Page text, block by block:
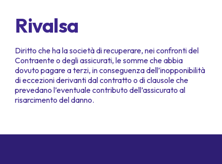
Rivalsa
Diritto che ha la società di recuperare, nei confronti del
Contraente o degli assicurati, le somme che abbia
dovuto pagare a terzi, in conseguenza dell’inopponibilità
di eccezioni derivanti dal contratto o di clausole che
prevedano l’eventuale contributo dell’assicurato al
risarcimento del danno.